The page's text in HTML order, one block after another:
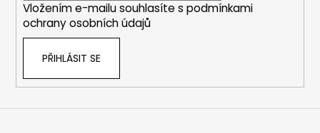
Vložením e-mailu souhlasíte s podmínkami
ochrany osobních údajů
PŘIHLÁSIT SE